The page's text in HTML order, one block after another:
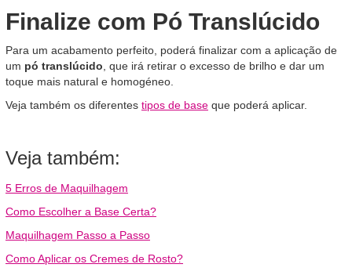
Finalize com Pó Translúcido
Para um acabamento perfeito, poderá finalizar com a aplicação de
um pó translúcido , que irá retirar o excesso de brilho e dar um
toque mais natural e homogéneo.
Veja também os diferentes tipos de base que poderá aplicar.
Veja também:
5 Erros de Maquilhagem
Como Escolher a Base Certa?
Maquilhagem Passo a Passo
Como Aplicar os Cremes de Rosto?